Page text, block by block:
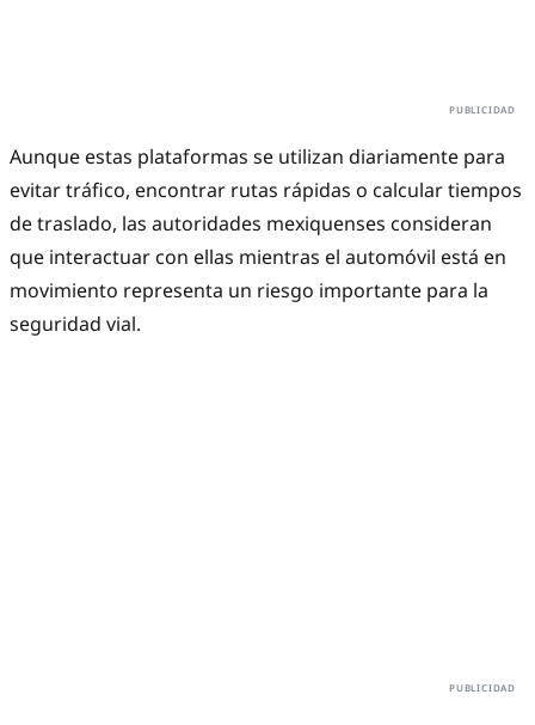
Aunque estas plataformas se utilizan diariamente para
evitar tráfico, encontrar rutas rápidas o calcular tiempos
de traslado, las autoridades mexiquenses consideran
que interactuar con ellas mientras el automóvil está en
movimiento representa un riesgo importante para la
seguridad vial.